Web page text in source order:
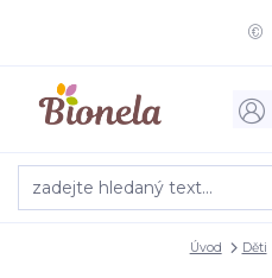
Úvod Děti